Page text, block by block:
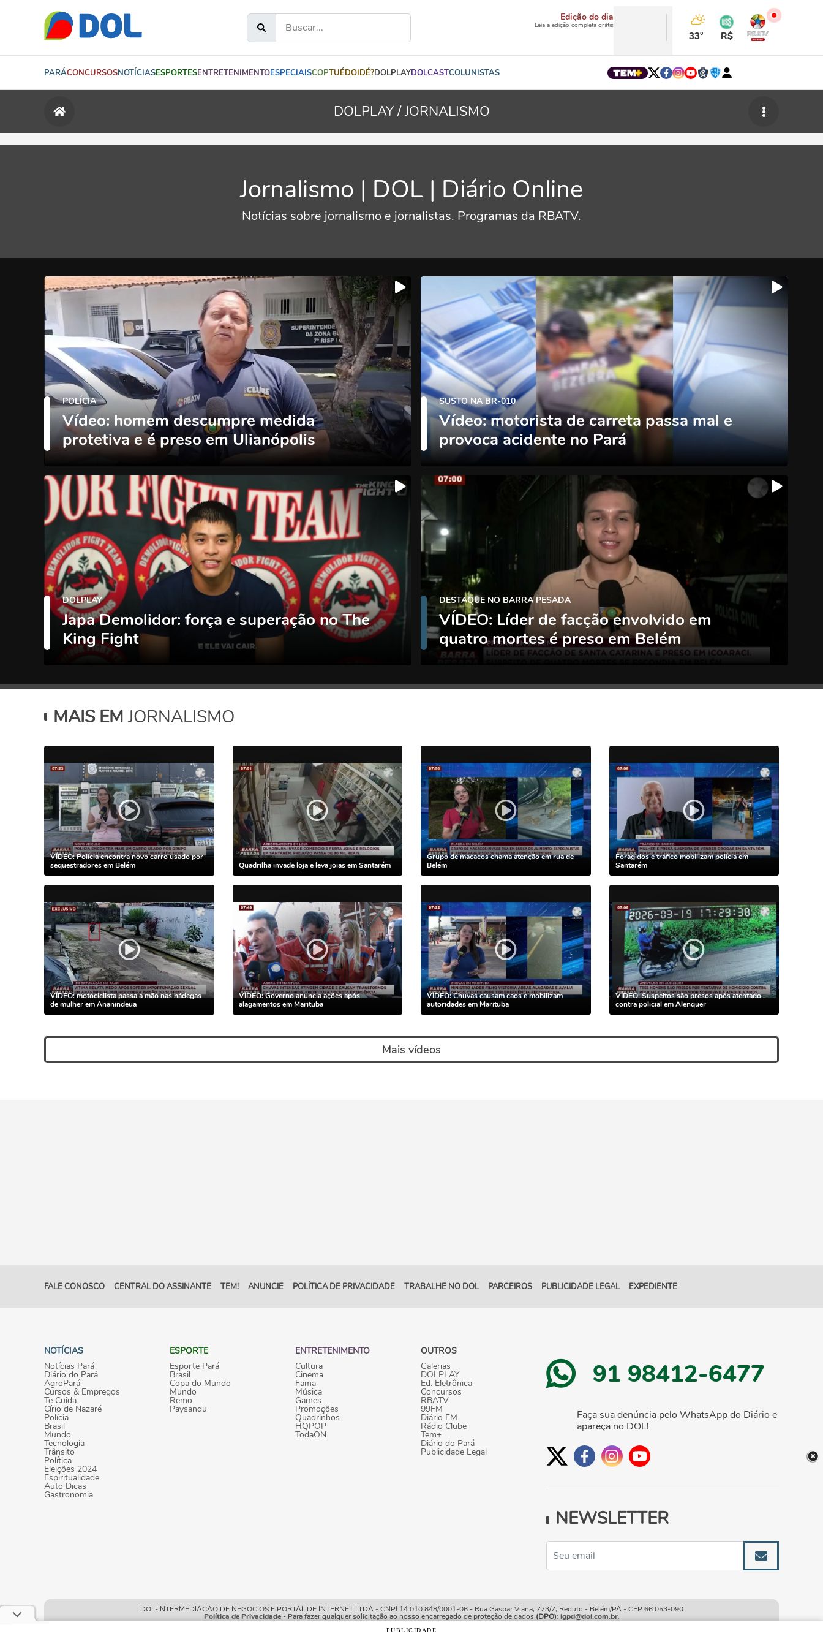
Edição do dia
Leia a edição completa grátis
33° R$
PARÁCONCURSOSNOTÍCIASESPORTESENTRETENIMENTOESPECIAISCOPTUÉDOIDÉ?DOLPLAYDOLCASTCOLUNISTAS
DOLPLAY /JORNALISMO
Jornalismo | DOL | Diário Online
Notícias sobre jornalismo e jornalistas. Programas da RBATV.
POLÍCIA
Vídeo: homem descumpre medida
protetiva e é preso em Ulianópolis
SUSTO NA BR-010
Vídeo: motorista de carreta passa mal e
provoca acidente no Pará
DOLPLAY
Japa Demolidor: força e superação no The
King Fight
DESTAQUE NO BARRA PESADA
VÍDEO: Líder de facção envolvido em
quatro mortes é preso em Belém
MAIS EMJORNALISMO
VÍDEO: Polícia encontra novo carro usado por
sequestradores em Belém
Quadrilha invade loja e leva joias em Santarém
Grupo de macacos chama atenção em rua de
Belém
Foragidos e tráfico mobilizam polícia em
Santarém
VÍDEO: motociclista passa a mão nas nádegas
de mulher em Ananindeua
VÍDEO: Governo anuncia ações após
alagamentos em Marituba
VÍDEO: Chuvas causam caos e mobilizam
autoridades em Marituba
VÍDEO: Suspeitos são presos após atentado
contra policial em Alenquer
Mais vídeos
FALE CONOSCO CENTRAL DO ASSINANTE TEM! ANUNCIE POLÍTICA DE PRIVACIDADE TRABALHE NO DOL PARCEIROS PUBLICIDADE LEGAL EXPEDIENTE
NOTÍCIAS
Notícias Pará
Diário do Pará
AgroPará
Cursos & Empregos
Te Cuida
Círio de Nazaré
Polícia
Brasil
Mundo
Tecnologia
Trânsito
Política
Eleições 2024
Espiritualidade
Auto Dicas
Gastronomia
ESPORTE
Esporte Pará
Brasil
Copa do Mundo
Mundo
Remo
Paysandu
ENTRETENIMENTO
Cultura
Cinema
Fama
Música
Games
Promoções
Quadrinhos
HQPOP
TodaON
OUTROS
Galerias
DOLPLAY
Ed. Eletrônica
Concursos
RBATV
99FM
Diário FM
Rádio Clube
Tem+
Diário do Pará
Publicidade Legal
91 98412-6477
Faça sua denúncia pelo WhatsApp do Diário e
apareça no DOL!
NEWSLETTER
DOL-INTERMEDIACAO DE NEGOCIOS E PORTAL DE INTERNET LTDA - CNPJ 14.010.848/0001-06 - Rua Gaspar Viana, 773/7, Reduto - Belém/PA - CEP 66.053-090
Política de Privacidade- Para fazer qualquer solicitação ao nosso encarregado de proteção de dados (DPO): lgpd@dol.com.br.
PUBLICIDADE